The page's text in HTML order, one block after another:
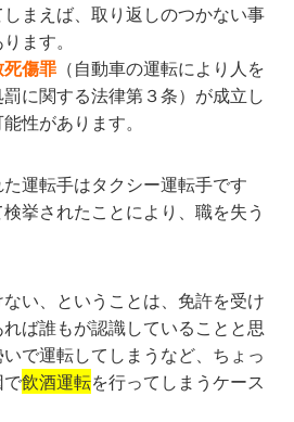
まえば、取り返しのつかない事
ます。
傷罪 （自動車の運転により人を
に関する法律第３条）が成立し
性があります。
運転手はタクシー運転手です
挙されたことにより、職を失う
い、ということは、免許を受け
ば誰もが認識していることと思
で運転してしまうなど、ちょっ
で飲酒運転を行ってしまうケース